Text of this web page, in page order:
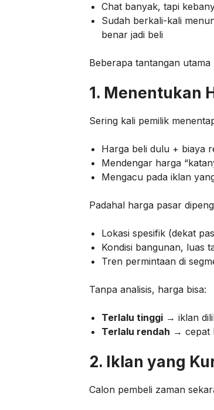
Chat banyak, tapi
Sudah berkali-kali
benar jadi beli
Beberapa tantangan utama
1. Menentukan
Sering kali pemilik
Harga beli dulu + biaya
Mendengar harga
Mengacu pada iklan
Padahal harga pasar
Lokasi spesifik (dekat
Kondisi bangunan, luas
Tren permintaan di
Tanpa analisis, harga bisa:
Terlalu tinggi→ iklan
Terlalu rendah → cepat
2. Iklan yang
Calon pembeli zaman